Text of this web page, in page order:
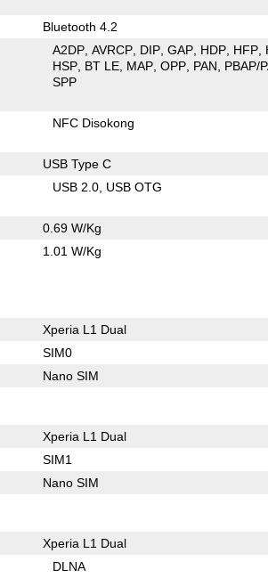
Bluetooth 4.2
A2DP AVRCP DIP GAP HDP HFP
HSP BT LE MAP OPP PAN
PBAP/
SPP
NFC Disokong
USB Type C
USB 2.0 USB OTG
0.69 W/Kg
1.01 W/Kg
Xperia L1 Dual
SIM0
Nano SIM
Xperia L1 Dual
SIM1
Nano SIM
Xperia L1 Dual
DLNA